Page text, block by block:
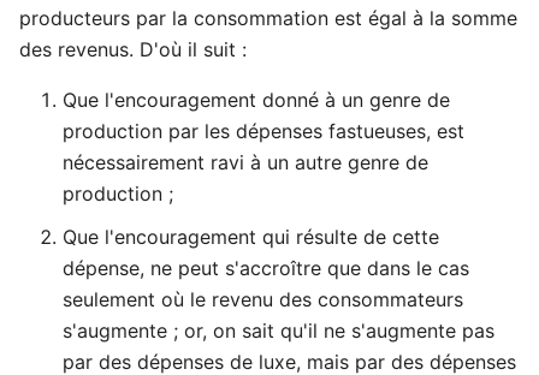
producteurs par la consommation est égal à la somme
des revenus. D'où il suit :
Que l'encouragement donné à un genre de
production par les dépenses fastueuses, est
nécessairement ravi à un autre genre de
production ;
Que l'encouragement qui résulte de cette
dépense, ne peut s'accroître que dans le cas
seulement où le revenu des consommateurs
s'augmente ; or, on sait qu'il ne s'augmente pas
par des dépenses de luxe, mais par des dépenses